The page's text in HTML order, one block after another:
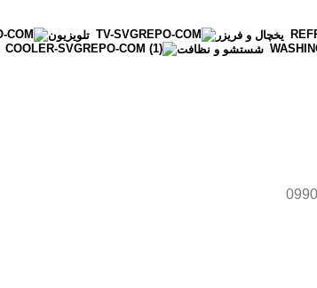
یخچال و فریزر تلویزیون
شستشو و نظافت